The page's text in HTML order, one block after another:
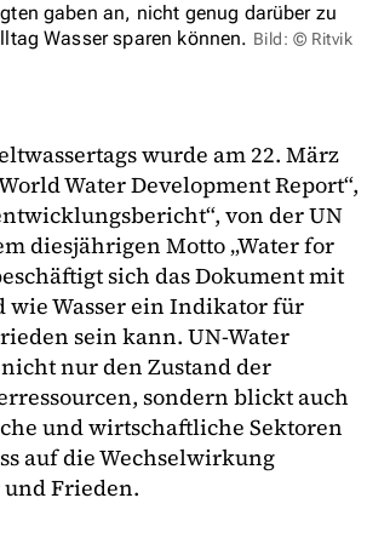
gaben an, nicht genug darüber zu
Wasser sparen können. Bild: © Ritvik
wurde am 22. März
Water Development Report“,
von der UN
diesjährigen Motto „Water for
sich das Dokument mit
wie Wasser ein Indikator für
sein kann. UN-Water
nur den Zustand der
sondern blickt auch
und wirtschaftliche Sektoren
auf die Wechselwirkung
und Frieden.